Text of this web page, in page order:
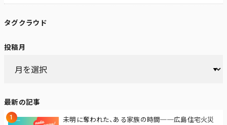
タグクラウド
投稿月
最新の記事
未明に奪われた、ある家族の時間──広島住宅火災